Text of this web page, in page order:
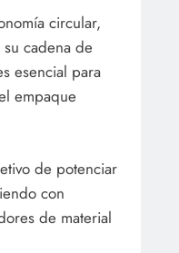
circular,
cadena de
esencial para
empaque
de potenciar
con
de material